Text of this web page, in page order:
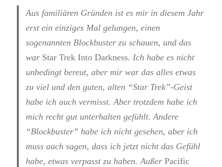
Aus familiären Gründen ist es mir in diesem Jahr
erst ein einziges Mal gelungen, einen
sogenannten Blockbuster zu schauen, und das
war Star Trek Into Darkness. Ich habe es nicht
unbedingt bereut, aber mir war das alles etwas
zu viel und den guten, alten “Star Trek”-Geist
habe ich auch vermisst. Aber trotzdem habe ich
mich recht gut unterhalten gefühlt. Andere
“Blockbuster” habe ich nicht gesehen, aber ich
muss auch sagen, dass ich jetzt nicht das Gefühl
habe, etwas verpasst zu haben. AußerPacific